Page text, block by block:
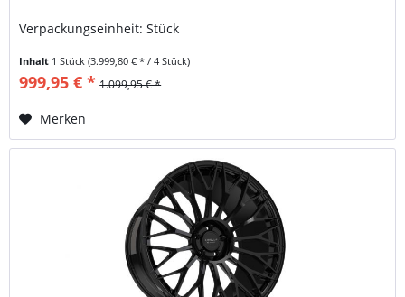
Verpackungseinheit: Stück
Inhalt 1 Stück(3.999,80 € * / 4 Stück)
999,95 € * 1.099,95 € *
Merken